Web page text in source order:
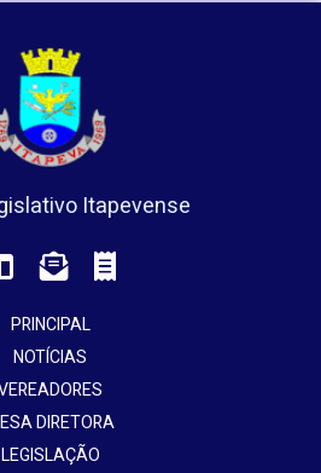
Itapevense
PRINCIPAL
NOTÍCIAS
DIRETORA
LEGISLAÇÃO